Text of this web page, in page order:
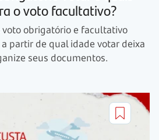
o voto facultativo?
voto obrigatório e facultativo
a partir de qual idade votar deixa
seus documentos.